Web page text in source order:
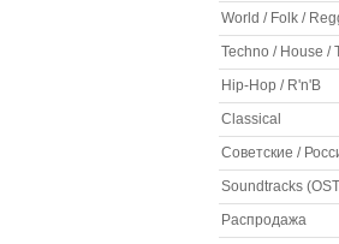
World / Folk /
Techno / House /
Hip-Hop / R'n'B
Classical
Советские /
Soundtracks
Распродажа